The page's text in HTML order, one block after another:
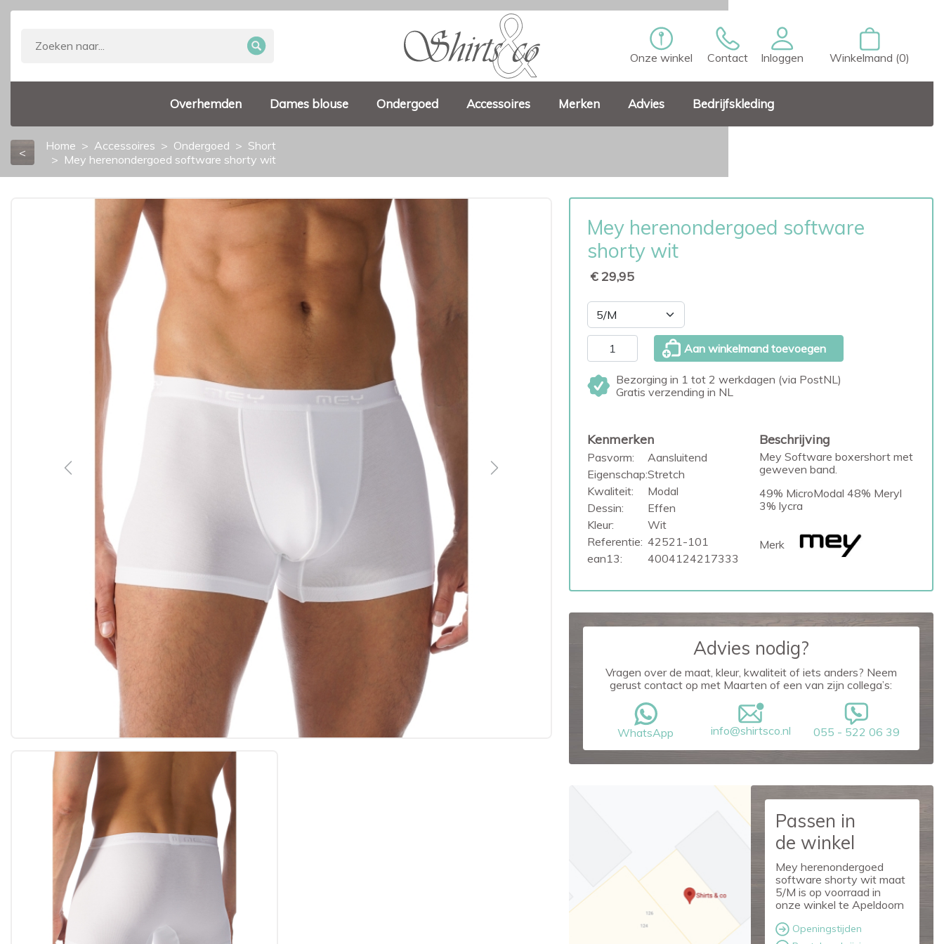
Onze winkel Contact Inloggen Winkelmand (0)
Overhemden Dames blouse Ondergoed Accessoires Merken Advies Bedrijfskleding
< Home Accessoires Ondergoed
Short
Mey herenondergoed software shorty wit
Previous Next
Mey herenondergoed software
shorty wit
€ 29,95
Aan winkelmand toevoegen
Bezorging in 1 tot 2 werkdagen (via PostNL)
Gratis verzending in NL
Kenmerken
Pasvorm:
Aansluitend
Eigenschap:Stretch
Kwaliteit:
Modal
Dessin:
Effen
Kleur:
Wit
Referentie: 42521-101
ean13:
4004124217333
Beschrijving
Mey Software boxershort met
geweven band.
49% MicroModal 48% Meryl
3% lycra
Merk
Advies nodig?
Vragen over de maat, kleur, kwaliteit of iets anders? Neem
gerust contact op met Maarten of een van zijn collega’s:
WhatsApp info@shirtsco.nl 055 - 522 06 39
Passen in
de winkel
Mey herenondergoed
software shorty wit maat
5/M is op voorraad in
onze winkel te Apeldoorn
Openingstijden